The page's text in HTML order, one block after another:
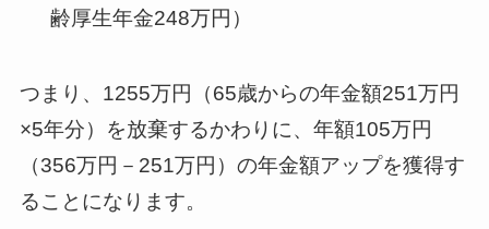
齢厚生年金248万円）
つまり、1255万円（65歳からの年金額251万円
×5年分）を放棄するかわりに、年額105万円
（356万円－251万円）の年金額アップを獲得す
ることになります。